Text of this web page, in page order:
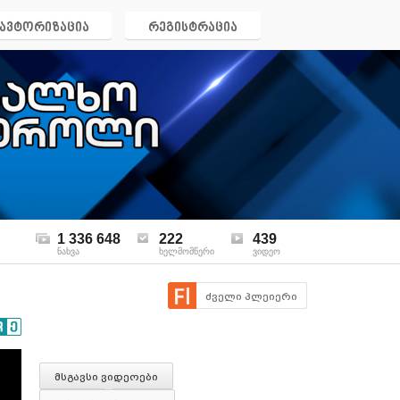
ავტორიზაცია რეგისტრაცია
1 336 648
ნახვა
222
ხელმომწერი
439
ვიდეო
ძველი პლეიერი
მსგავსი ვიდეოები